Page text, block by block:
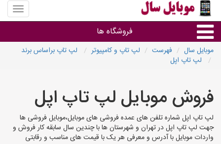
منوی
سایت
سال
فروشگاه ها
سایر گروه ها
فروشگاه های موبایل
موبایل سال فهرست لپ تاپ و کامپیوتر
لپ تاپ براساس برند
لپ تاپ اپل
فروش موبایل لپ تاپ اپل
لپ تاپ اپل شماره تلفن های عمده فروشی های موبایل،موبایل فروشی ها
جهت لپ تاپ اپل در تهران و شهرستان ها با چندین سال سابقه کار فروش و
واردات موبایل با آدرس و معرفی هر یک با قیمت های مناسب و رقابتی